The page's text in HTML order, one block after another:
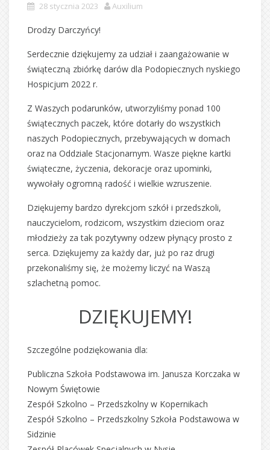
28 stycznia 2023 Auxilium
Drodzy Darczyńcy!
Serdecznie dziękujemy za udział i zaangażowanie w
świąteczną zbiórkę darów dla Podopiecznych nyskiego
Hospicjum 2022 r.
Z Waszych podarunków, utworzyliśmy ponad 100
świątecznych paczek, które dotarły do wszystkich
naszych Podopiecznych, przebywających w domach
oraz na Oddziale Stacjonarnym. Wasze piękne kartki
świąteczne, życzenia, dekoracje oraz upominki,
wywołały ogromną radość i wielkie wzruszenie.
Dziękujemy bardzo dyrekcjom szkół i przedszkoli,
nauczycielom, rodzicom, wszystkim dzieciom oraz
młodzieży za tak pozytywny odzew płynący prosto z
serca. Dziękujemy za każdy dar, już po raz drugi
przekonaliśmy się, że możemy liczyć na Waszą
szlachetną pomoc.
DZIĘKUJEMY!
Szczególne podziękowania dla:
Publiczna Szkoła Podstawowa im. Janusza Korczaka w
Nowym Świętowie
Zespół Szkolno – Przedszkolny w Kopernikach
Zespół Szkolno – Przedszkolny Szkoła Podstawowa w
Sidzinie